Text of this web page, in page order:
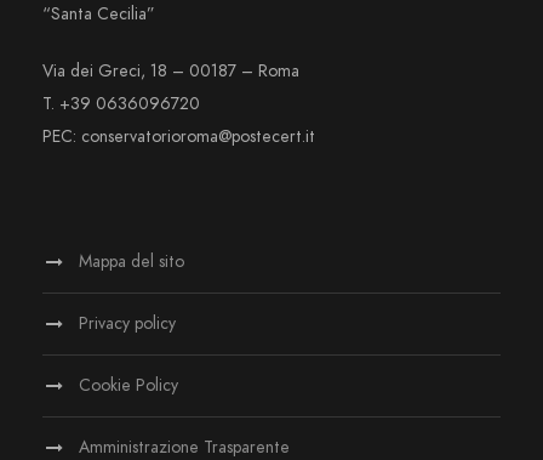
“Santa Cecilia”
Via dei Greci, 18 – 00187 – Roma
T. +39 0636096720
PEC: conservatorioroma@postecert.it
Mappa del sito
Privacy policy
Cookie Policy
Amministrazione Trasparente